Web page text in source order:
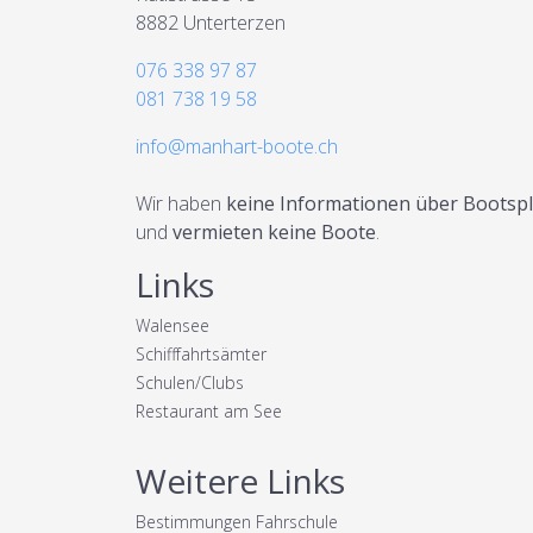
8882 Unterterzen
076 338 97 87
081 738 19 58
info@manhart-boote.ch
Wir haben keine Informationen über
und vermieten keine Boote.
Links
Walensee
Schifffahrtsämter
Schulen/Clubs
Restaurant am See
Weitere Links
Bestimmungen Fahrschule